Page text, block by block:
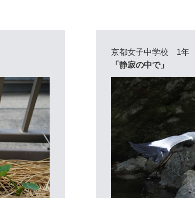
京都女子中学校 1年
「静寂の中で」